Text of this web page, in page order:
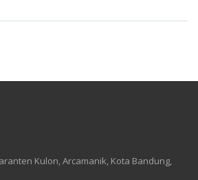
Kulon, Arcamanik, Kota Bandung,